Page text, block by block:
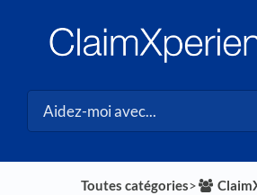
Toutes catégories​>​